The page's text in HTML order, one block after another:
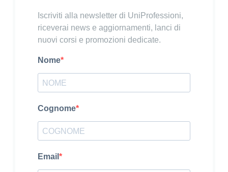
Iscriviti alla newsletter di UniProfessioni,
riceverai news e aggiornamenti, lanci di
nuovi corsi e promozioni dedicate.
Nome
Cognome
Email